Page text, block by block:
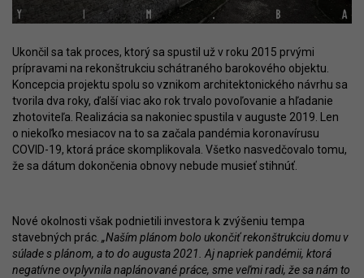
Ukončil sa tak proces, ktorý sa spustil už v roku 2015 prvými
prípravami na rekonštrukciu schátraného barokového objektu.
Koncepcia projektu spolu so vznikom architektonického návrhu sa
tvorila dva roky, ďalší viac ako rok trvalo povoľovanie a hľadanie
zhotoviteľa. Realizácia sa nakoniec spustila v auguste 2019. Len
o niekoľko mesiacov na to sa začala pandémia koronavírusu
COVID-19, ktorá práce skomplikovala. Všetko nasvedčovalo tomu,
že sa dátum dokončenia obnovy nebude musieť stihnúť.
Nové okolnosti však podnietili investora k zvýšeniu tempa
stavebných prác. „Naším plánom bolo ukončiť rekonštrukciu domu v
súlade s plánom, a to do augusta 2021. Aj napriek pandémii, ktorá
negatívne ovplyvnila naplánované práce, sme veľmi radi, že sa nám to